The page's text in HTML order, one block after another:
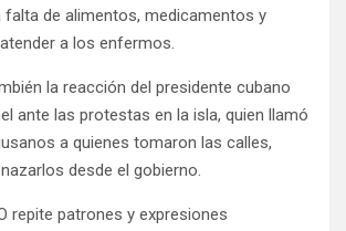
falta de alimentos, medicamentos y
a los enfermos.
la reacción del presidente cubano
ante las protestas en la isla, quien llamó
a quienes tomaron las calles,
desde el gobierno.
repite patrones y expresiones